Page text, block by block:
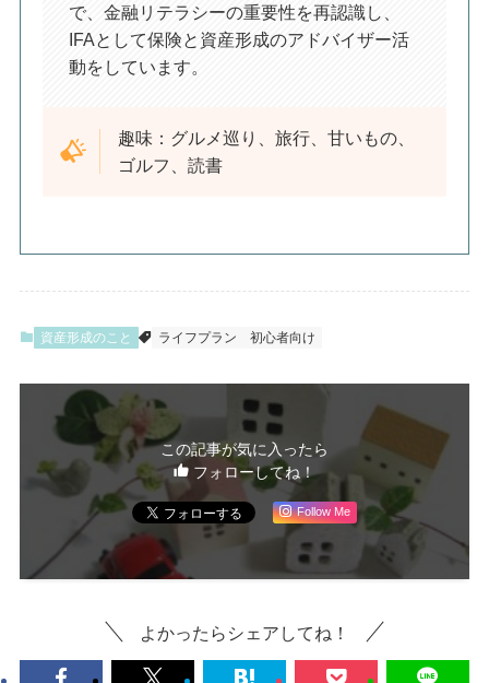
で、金融リテラシーの重要性を再認識し、
IFAとして保険と資産形成のアドバイザー活
動をしています。
趣味：グルメ巡り、旅行、甘いもの、
ゴルフ、読書
資産形成のこと ライフプラン 初心者向け
この記事が気に入ったら
フォローしてね！
Follow Me
よかったらシェアしてね！